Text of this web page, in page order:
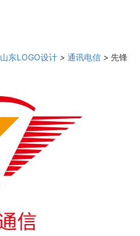
山东LOGO设计 > 通讯电信 > 先锋